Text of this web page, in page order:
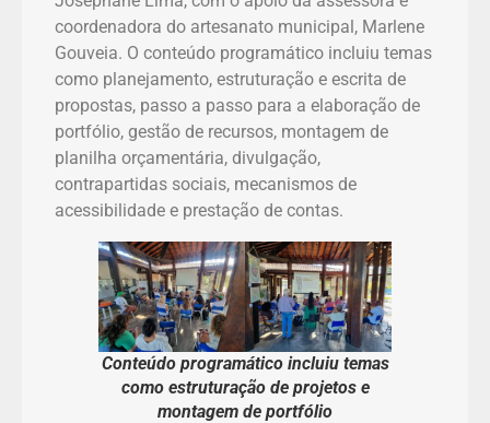
coordenadora do artesanato municipal, Marlene
Gouveia. O conteúdo programático incluiu temas
como planejamento, estruturação e escrita de
propostas, passo a passo para a elaboração de
portfólio, gestão de recursos, montagem de
planilha orçamentária, divulgação,
contrapartidas sociais, mecanismos de
acessibilidade e prestação de contas.
Conteúdo programático incluiu temas
como estruturação de projetos e
montagem de portfólio